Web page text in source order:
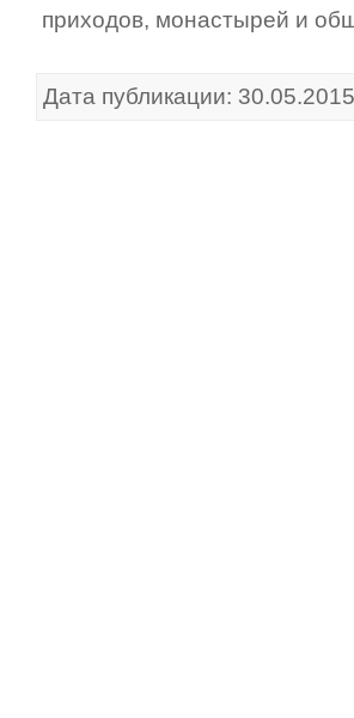
приходов, монастырей и
Дата публикации: